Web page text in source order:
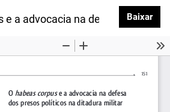
do Artigo
e a advocacia na defesa dos
Baixar